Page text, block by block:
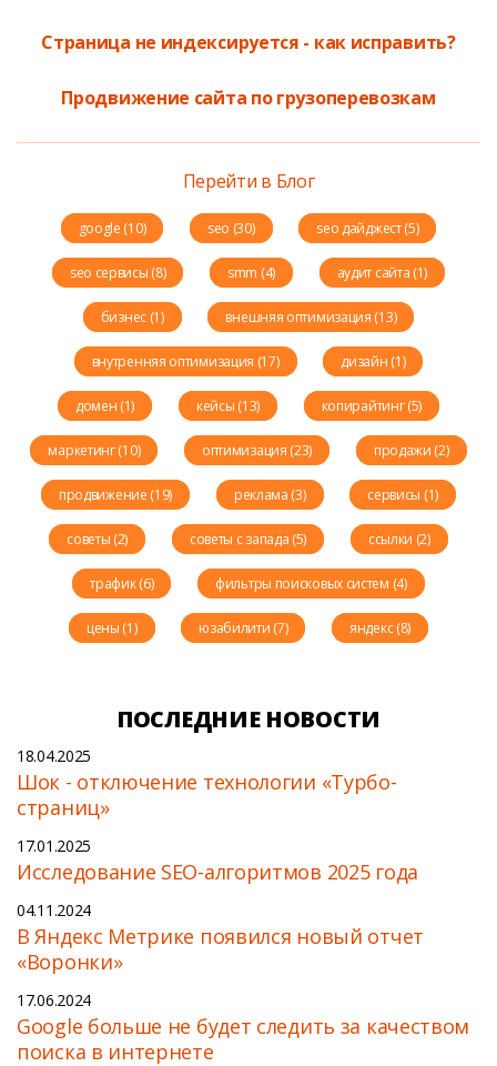
Cтраница не индексируется - как исправить?
Продвижение сайта по грузоперевозкам
Перейти в Блог
google (10) seo (30) seo дайджест (5)
seo сервисы (8) smm (4) аудит сайта (1)
бизнес (1) внешняя оптимизация (13)
внутренняя оптимизация (17) дизайн (1)
домен (1) кейсы (13) копирайтинг (5)
маркетинг (10) оптимизация (23) продажи (2)
продвижение (19) реклама (3) сервисы (1)
советы (2) советы с запада (5) ссылки (2)
трафик (6) фильтры поисковых систем (4)
цены (1) юзабилити (7) яндекс (8)
ПОСЛЕДНИЕ НОВОСТИ
18.04.2025
Шок - отключение технологии «Турбо-
страниц»
17.01.2025
Исследование SEO-алгоритмов 2025 года
04.11.2024
В Яндекс Метрике появился новый отчет
«Воронки»
17.06.2024
Google больше не будет следить за качеством
поиска в интернете